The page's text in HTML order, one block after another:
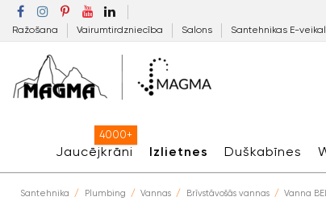
Ražošana Vairumtirdzniecība Salons Santehnikas E-
Jaucējkrāni
4000+
Izlietnes Duškabīnes
Santehnika Plumbing Vannas Brīvstāvošās vannas Vanna